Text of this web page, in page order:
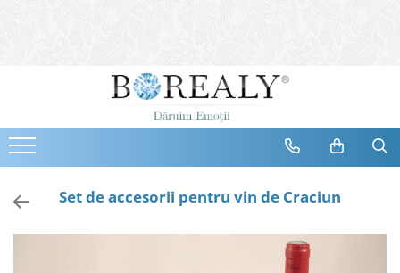
Bijuterii
Cercei
Bratari
Coliere
Brose
Set de accesorii pentru vin de Craciun